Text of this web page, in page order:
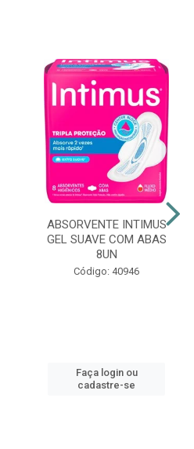
ABSORVENTE INTIMUS
GEL SUAVE COM ABAS
8UN
Código: 40946
Faça login ou
cadastre-se